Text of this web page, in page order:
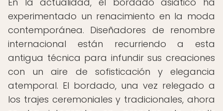
experimentado un renacimiento en la moda
contemporánea. Diseñadores de renombre
internacional están recurriendo a esta
antigua técnica para infundir sus creaciones
con un aire de sofisticación y elegancia
atemporal. El bordado, una vez relegado a
los trajes ceremoniales y tradicionales, ahora